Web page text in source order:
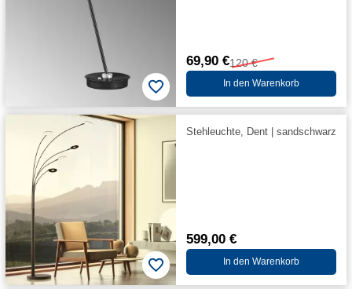
69,90 €120 €
In den Warenkorb
Stehleuchte, Dent | sandschwarz
599,00 €
In den Warenkorb